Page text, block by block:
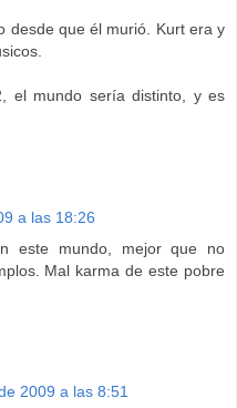
desde que él murió. Kurt era y
el mundo sería distinto, y es
a las 18:26
este mundo, mejor que no
Mal karma de este pobre
2009 a las 8:51